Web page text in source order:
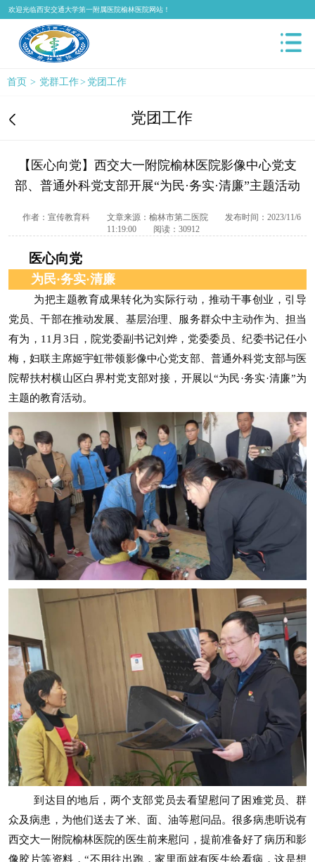
欢迎光临西安交通大学第一附属医院榆林医院网站！
首页 > 党群工作> 党团工作
党团工作
【医心向党】西交大一附院榆林医院影像中心党支
部、普通外科党支部开展“为民·务实·清廉”主题活动
作者：宣传教育科 文章来源：榆林市第二医院
发布时间：2023/11/6
11:19:00
阅读：30912
医心向党
为民·务实·清廉
为把主题教育成果转化为实际行动，推动干事创业，引导
党员、干部在推动发展、基层治理、服务群众中主动作为、担当
有为，11月3日，院党委副书记刘烨，党委委员、纪委书记任小
梅，妇联主席姬宇虹带领影像中心党支部、普通外科党支部与医
院帮扶村横山区白界村党支部对接，开展以“为民·务实·清廉”为
主题的教育活动。
到达目的地后，两个支部党员去看望慰问了困难党员、群
众及病患，为他们送去了米、面、油等慰问品。很多病患听说有
西交大一附院榆林医院的医生前来慰问，提前准备好了病历和影
像胶片等资料，“不用往出跑，家里面就有医生给看病，这是想